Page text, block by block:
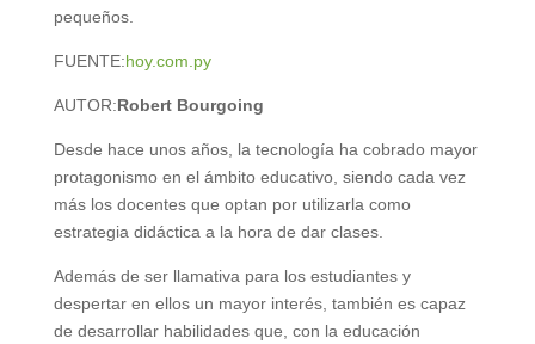
pequeños.
FUENTE:hoy.com.py
AUTOR:Robert Bourgoing
Desde hace unos años, la tecnología ha cobrado mayor
protagonismo en el ámbito educativo, siendo cada vez
más los docentes que optan por utilizarla como
estrategia didáctica a la hora de dar clases.
Además de ser llamativa para los estudiantes y
despertar en ellos un mayor interés, también es capaz
de desarrollar habilidades que, con la educación